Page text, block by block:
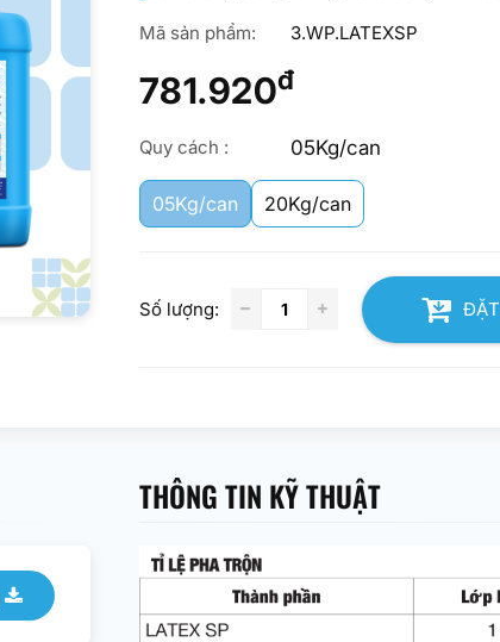
Mã sản phẩm:
3.WP.LATEXSP
781.920đ
Quy cách : 05Kg/can
05Kg/can 20Kg/can
Số lượng:
THÔNG TIN KỸ THUẬT